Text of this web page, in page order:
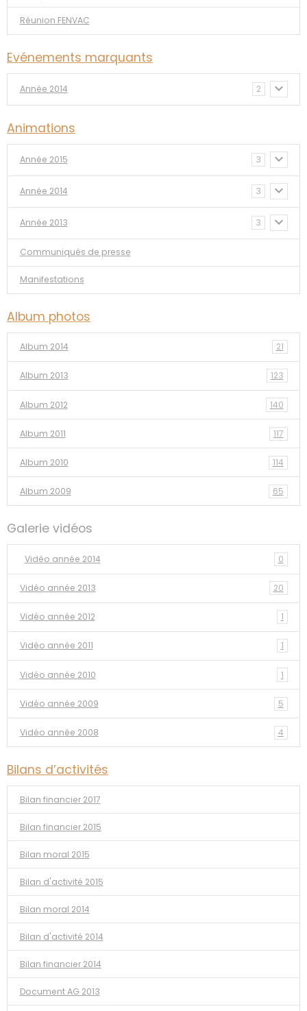
Réunion FENVAC
Evénements marquants
Année 2014 2
Animations
Année 2015 3
Année 2014 3
Année 2013 3
Communiqués de presse
Manifestations
Album photos
Album 2014 21
Album 2013 123
Album 2012 140
Album 2011 117
Album 2010 114
Album 2009 65
Galerie vidéos
Vidéo année 2014 0
Vidéo année 2013 20
Vidéo année 2012 1
Vidéo année 2011 1
Vidéo année 2010 1
Vidéo année 2009 5
Vidéo année 2008 4
Bilans d’activités
Bilan financier 2017
Bilan financier 2015
Bilan moral 2015
Bilan d'activité 2015
Bilan moral 2014
Bilan d'activité 2014
Bilan financier 2014
Document AG 2013